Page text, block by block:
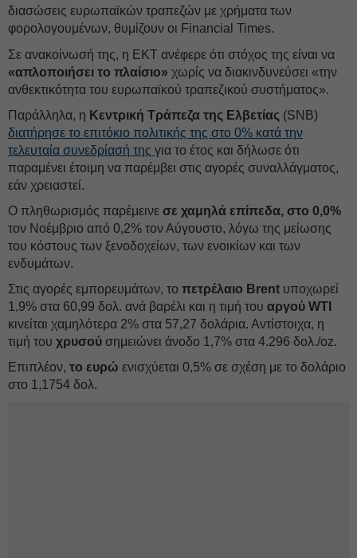
διασώσεις ευρωπαϊκών τραπεζών με χρήματα των
φορολογουμένων, θυμίζουν οι Financial Times.
Σε ανακοίνωσή της, η ΕΚΤ ανέφερε ότι στόχος της είναι να
«απλοποιήσει το πλαίσιο» χωρίς να διακινδυνεύσει «την
ανθεκτικότητα του ευρωπαϊκού τραπεζικού συστήματος».
Παράλληλα, η Κεντρική Τράπεζα της Ελβετίας (SNB)
διατήρησε το επιτόκιο πολιτικής της στο 0% κατά την
τελευταία συνεδρίασή της για το έτος και δήλωσε ότι
παραμένει έτοιμη να παρέμβει στις αγορές συναλλάγματος,
εάν χρειαστεί.
Ο πληθωρισμός παρέμεινε σε χαμηλά επίπεδα, στο 0,0%
τον Νοέμβριο από 0,2% τον Αύγουστο, λόγω της μείωσης
του κόστους των ξενοδοχείων, των ενοικίων και των
ενδυμάτων.
Στις αγορές εμπορευμάτων, το πετρέλαιο Brent υποχωρεί
1,9% στα 60,99 δολ. ανά βαρέλι και η τιμή του αργού WTI
κινείται χαμηλότερα 2% στα 57,27 δολάρια. Αντίστοιχα, η
τιμή του χρυσού σημειώνει άνοδο 1,7% στα 4.296 δολ./oz.
Επιπλέον, το ευρώ ενισχύεται 0,5% σε σχέση με το δολάριο
στο 1,1754 δολ.